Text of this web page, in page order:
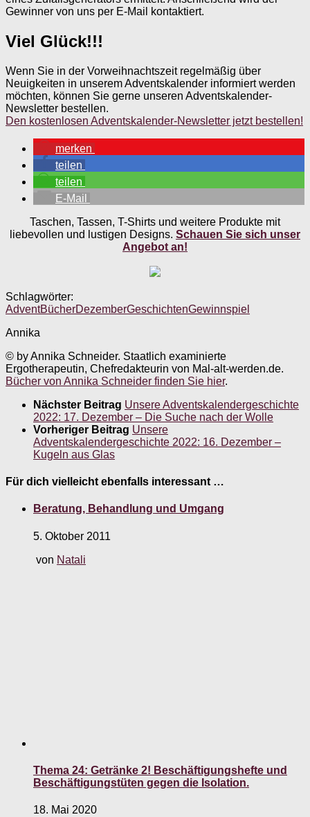
Gewinner von uns per E-Mail kontaktiert.
Viel Glück!!!
Wenn Sie in der Vorweihnachtszeit regelmäßig über
Neuigkeiten in unserem Adventskalender informiert werden
möchten, können Sie gerne unseren Adventskalender-
Newsletter bestellen.
Den kostenlosen Adventskalender-Newsletter jetzt bestellen!
merken
teilen
teilen
E-Mail
Taschen, Tassen, T-Shirts und weitere Produkte mit
liebevollen und lustigen Designs. Schauen Sie sich unser
Angebot an!
Schlagwörter:
AdventBücherDezemberGeschichtenGewinnspiel
Annika
© by Annika Schneider. Staatlich examinierte
Ergotherapeutin, Chefredakteurin von Mal-alt-werden.de.
Bücher von Annika Schneider finden Sie hier.
Nächster Beitrag Unsere Adventskalendergeschichte
2022: 17. Dezember – Die Suche nach der Wolle
Vorheriger Beitrag Unsere
Adventskalendergeschichte 2022: 16. Dezember –
Kugeln aus Glas
Für dich vielleicht ebenfalls interessant …
Beratung, Behandlung und Umgang
5. Oktober 2011
von Natali
Thema 24: Getränke 2! Beschäftigungshefte und
Beschäftigungstüten gegen die Isolation.
18. Mai 2020